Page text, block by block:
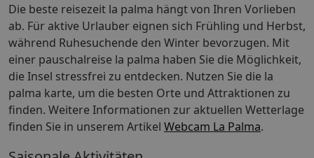
Die beste reisezeit la palma hängt von Ihren Vorlieben
ab. Für aktive Urlauber eignen sich Frühling und Herbst,
während Ruhesuchende den Winter bevorzugen. Mit
einer pauschalreise la palma haben Sie die Möglichkeit,
die Insel stressfrei zu entdecken. Nutzen Sie die la
palma karte, um die besten Orte und Attraktionen zu
finden. Weitere Informationen zur aktuellen Wetterlage
finden Sie in unserem Artikel Webcam La Palma.